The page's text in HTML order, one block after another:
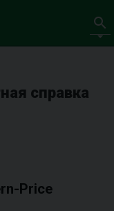
справка
Price